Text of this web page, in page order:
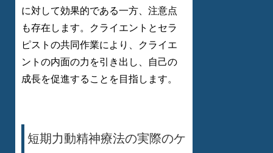
に対して効果的である一方、注意点
も存在します。クライエントとセラ
ピストの共同作業により、クライエ
ントの内面の力を引き出し、自己の
成長を促進することを目指します。
短期力動精神療法の実際のケ